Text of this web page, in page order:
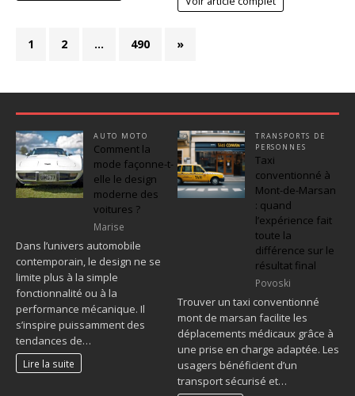
1 2 … 490 »
AUTO MOTO
Comment la
mode façonne-t-
elle le design
moderne des
voitures ?
Marise
Dans l’univers automobile
contemporain, le design ne se
limite plus à la simple
fonctionnalité ou à la
performance mécanique. Il
s’inspire puissamment des
tendances de…
Lire la suite
TRANSPORTS DE
PERSONNES
Taxi
conventionné à
Mont-de-Marsan
: quand
l’expérience fait
toute la
différence sur le
résultat final
Povoski
Trouver un taxi conventionné
mont de marsan facilite les
déplacements médicaux grâce à
une prise en charge adaptée. Les
usagers bénéficient d’un
transport sécurisé et…